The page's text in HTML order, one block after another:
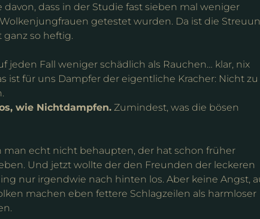
davon, dass in der Studie fast sieben mal weniger
getestet wurden. Da ist die
so heftig.
jeden Fall weniger schädlich als Rauchen… klar, nix
ist für uns Dampfer der eigentliche Kracher: Nicht zu
wie Nichtdampfen. Zumindest, was die bösen
man echt nicht behaupten, der hat schon früher
Und jetzt wollte der den Freunden der leckeren
nur irgendwie nach hinten los. Aber keine Angst,
machen eben fettere Schlagzeilen als harmloser